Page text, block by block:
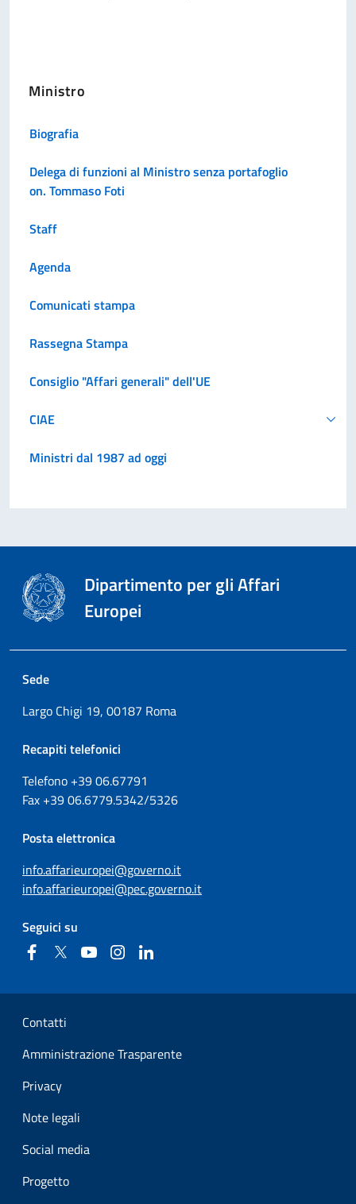
Ministro
Biografia
Delega di funzioni al Ministro senza portafoglio
on. Tommaso Foti
Staff
Agenda
Comunicati stampa
Rassegna Stampa
Consiglio "Affari generali" dell'UE
CIAE
Ministri dal 1987 ad oggi
Dipartimento per gli Affari
Europei
Sede
Largo Chigi 19, 00187 Roma
Recapiti telefonici
Telefono +3906.67791
Fax +3906.6779.5342/5326
Posta elettronica
info.affarieuropei@governo.it
info.affarieuropei@pec.governo.it
Seguici su
FacebookTwitter YouTubeInstagram
Sezione Link Utili
Contatti
Amministrazione Trasparente
Privacy
Note legali
Social media
Progetto